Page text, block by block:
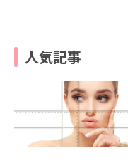
人気記事